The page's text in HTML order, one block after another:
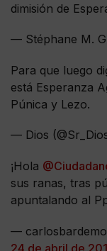
dimisión de
— Stéphane M.
Para que luego
está Esperanza
Púnica y Lezo.
— Dios
¡Hola
sus ranas, tras
apuntalando al
—
24 de abril de